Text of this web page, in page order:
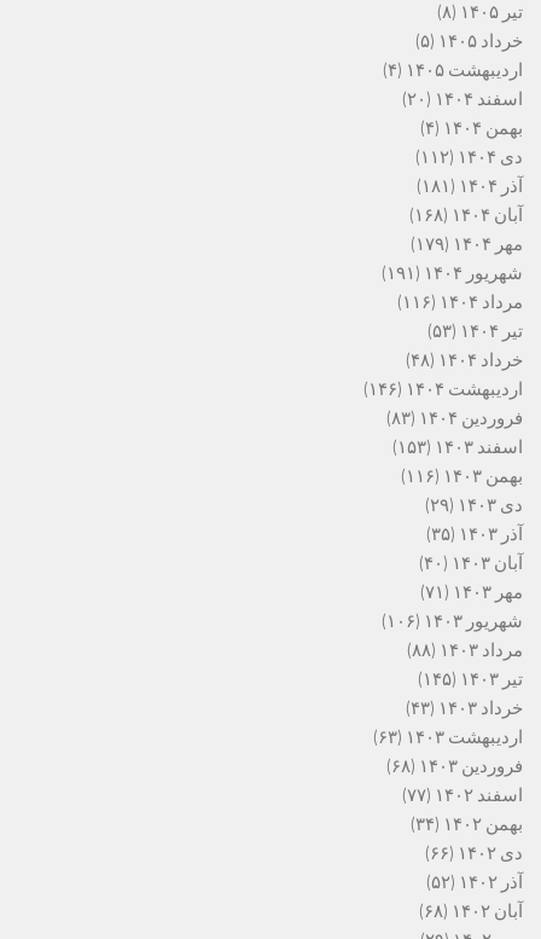
تیر ۱۴۰۵
(۸)
خرداد ۱۴۰۵
(۵)
اردیبهشت ۱۴۰۵
(۴)
اسفند ۱۴۰۴
(۲۰)
بهمن ۱۴۰۴
(۴)
دی ۱۴۰۴
(۱۱۲)
آذر ۱۴۰۴
(۱۸۱)
آبان ۱۴۰۴
(۱۶۸)
مهر ۱۴۰۴
(۱۷۹)
شهریور ۱۴۰۴
(۱۹۱)
مرداد ۱۴۰۴
(۱۱۶)
تیر ۱۴۰۴
(۵۳)
خرداد ۱۴۰۴
(۴۸)
اردیبهشت ۱۴۰۴
(۱۴۶)
فروردین ۱۴۰۴
(۸۳)
اسفند ۱۴۰۳
(۱۵۳)
بهمن ۱۴۰۳
(۱۱۶)
دی ۱۴۰۳
(۲۹)
آذر ۱۴۰۳
(۳۵)
آبان ۱۴۰۳
(۴۰)
مهر ۱۴۰۳
(۷۱)
شهریور ۱۴۰۳
(۱۰۶)
مرداد ۱۴۰۳
(۸۸)
تیر ۱۴۰۳
(۱۴۵)
خرداد ۱۴۰۳
(۴۳)
اردیبهشت ۱۴۰۳
(۶۳)
فروردین ۱۴۰۳
(۶۸)
اسفند ۱۴۰۲
(۷۷)
بهمن ۱۴۰۲
(۳۴)
دی ۱۴۰۲
(۶۶)
آذر ۱۴۰۲
(۵۲)
آبان ۱۴۰۲
(۶۸)